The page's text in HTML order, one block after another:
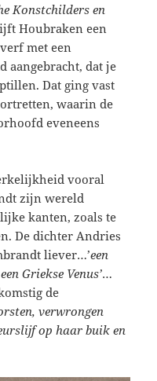
Konstchilders en
Houbraken een
met een
aangebracht, dat je
Dat ging vast
waarin de
eveneens
vooral
zijn wereld
kanten, zoals te
De dichter Andries
liever…’een
Griekse Venus’…
de
verwrongen
op haar buik en